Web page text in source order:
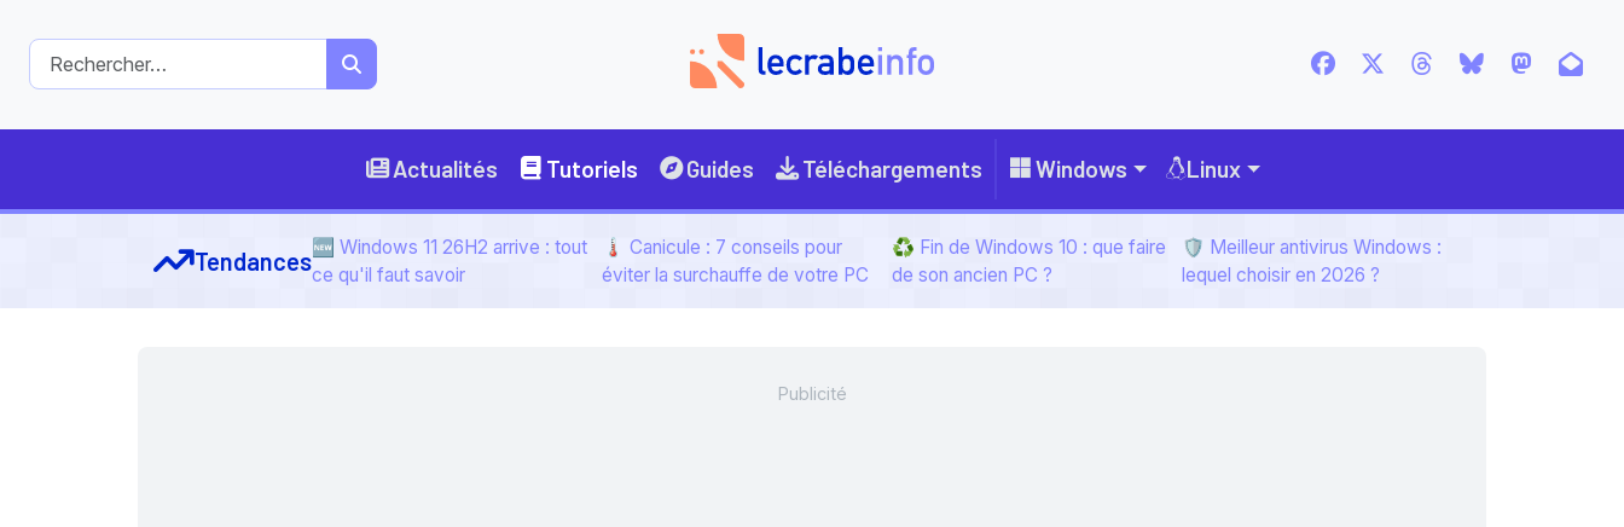
Actualités Tutoriels Guides Téléchargements Windows Linux
Tendances🆕 Windows 11 26H2 arrive : tout
ce qu'il faut savoir
🌡️ Canicule : 7 conseils pour
éviter la surchauffe de votre PC
♻️ Fin de Windows 10 : que faire
de son ancien PC ?
🛡️ Meilleur antivirus Windows :
lequel choisir en 2026 ?